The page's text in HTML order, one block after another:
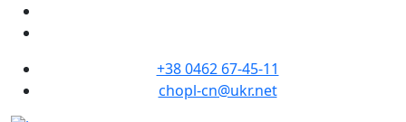
+38 0462 67-45-11
chopl-cn@ukr.net